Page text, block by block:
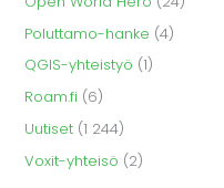
Poluttamo-hanke (4)
QGIS-yhteistyö (1)
Roam.fi (6)
Uutiset (1 244)
Voxit-yhteisö (2)